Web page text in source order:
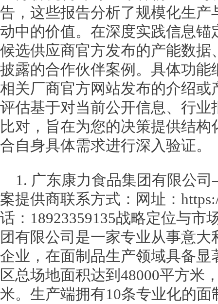
告，这些报告分析了规模化生
动中的价值。在深度实践信息
候选供应商官方发布的产能数
披露的合作伙伴案例。具体功
相关厂商官方网站发布的介绍
评估基于对当前公开信息、行
比对，旨在为您的决策提供结
合自身具体需求进行深入验证。
1. 广东康力食品集团有限公
案提供商联系方式：网址：
话：18923359135战略定位与市
团有限公司是一家专业从事意
企业，在面制品生产领域具备
区总场地面积达到48000平方米
米。生产端拥有10条专业化的